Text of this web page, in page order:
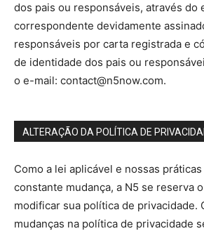
dos pais ou responsáveis, através do
correspondente devidamente
responsáveis ​​por carta registrada e
de identidade dos pais ou
o e-mail: contact@n5now.com.
ALTERAÇÃO DA POLÍTICA DE
Como a lei aplicável e nossas
constante mudança, a N5 se reserva
modificar sua política de privacidade.
mudanças na política de privacidade